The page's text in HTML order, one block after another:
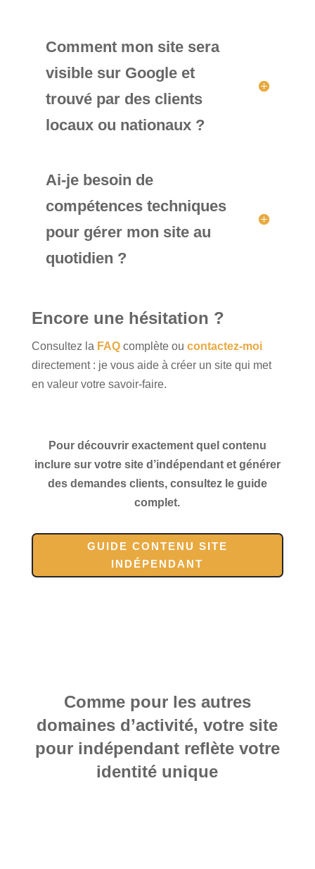
Comment mon site sera
visible sur Google et
trouvé par des clients
locaux ou nationaux ?
Ai-je besoin de
compétences techniques
pour gérer mon site au
quotidien ?
Encore une hésitation ?
Consultez la FAQcomplète ou contactez-moi
directement : je vous aide à créer un site qui met
en valeur votre savoir-faire.
Pour découvrir exactement quel contenu
inclure sur votre site d’indépendant et générer
des demandes clients, consultez le guide
complet.
GUIDE CONTENU SITE
INDÉPENDANT
Comme pour les autres
domaines d’activité, votre site
pour indépendantreflète votre
identité unique